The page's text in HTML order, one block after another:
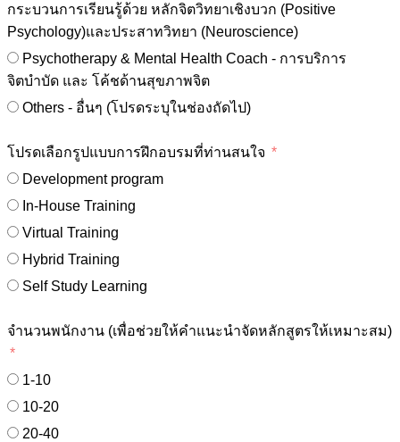
กระบวนการเรียนรู้ด้วย หลักจิตวิทยาเชิงบวก (Positive
Psychology)และประสาทวิทยา (Neuroscience)
Psychotherapy & Mental Health Coach - การบริการ
จิตบำบัด และ โค้ชด้านสุขภาพจิต
Others - อื่นๆ (โปรดระบุในช่องถัดไป)
โปรดเลือกรูปแบบการฝึกอบรมที่ท่านสนใจ
Development program
In-House Training
Virtual Training
Hybrid Training
Self Study Learning
จำนวนพนักงาน (เพื่อช่วยให้คำแนะนำจัดหลักสูตรให้เหมาะสม)
1-10
10-20
20-40